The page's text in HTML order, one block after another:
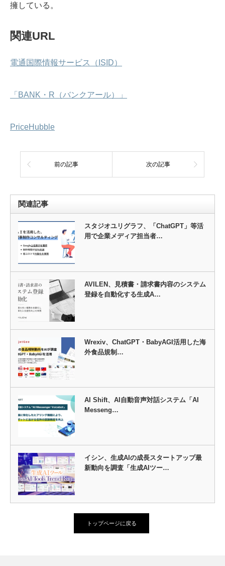
擁している。
関連URL
電通国際情報サービス（ISID）
「BANK・R（バンクアール）」
PriceHubble
前の記事 次の記事
関連記事
スタジオユリグラフ、「ChatGPT」等活
用で企業メディア担当者…
AVILEN、見積書・請求書内容のシステム
登録を自動化する生成A…
Wrexiv、ChatGPT・BabyAGI活用した海
外食品規制…
AI Shift、AI自動音声対話システム「AI
Messeng…
イシン、生成AIの成長スタートアップ最
新動向を調査「生成AIツー…
トップページに戻る